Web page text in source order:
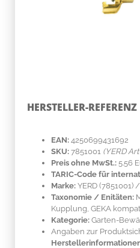
HERSTELLER-REFERENZ
EAN: 4250699431692
SKU: 7851001 (YERD
Preis ohne MwSt.: 5.56
TARIC-Code für
Marke: YERD (7851001) /
Taxonomie / Enitäten:
Kupplung, GEKA
Kategorie: Garten-
Angaben zur